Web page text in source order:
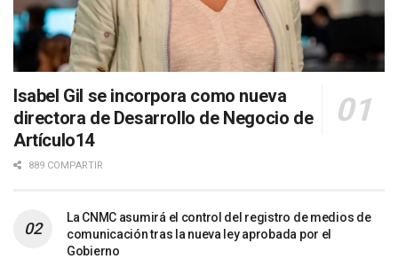
Isabel Gil se incorpora como nueva
directora de Desarrollo de Negocio de
Artículo14
889 COMPARTIR
La CNMC asumirá el control del registro de medios de
comunicación tras la nueva ley aprobada por el
Gobierno